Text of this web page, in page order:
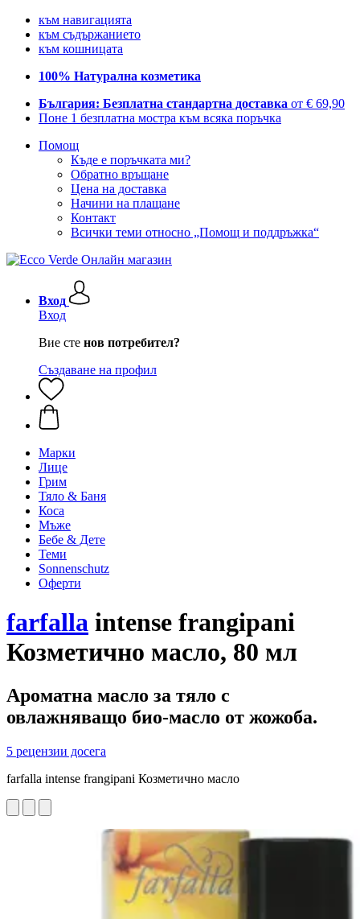
към навигацията
към съдържанието
към кошницата
100% Натурална козметика
България: Безплатна стандартна доставка от € 69,90
Поне 1 безплатна мостра към всяка поръчка
Помощ
Къде е поръчката ми?
Обратно връщане
Цена на доставка
Начини на плащане
Контакт
Всички теми относно „Помощ и поддръжка“
Вход
Вход
Вие сте нов потребител?
Създаване на профил
Марки
Лице
Грим
Тяло & Баня
Коса
Мъже
Бебе & Дете
Теми
Sonnenschutz
Оферти
farfalla intense frangipani
Козметично масло, 80 мл
Ароматна масло за тяло с
овлажняващо био-масло от жожоба.
5 рецензии досега
farfalla intense frangipani Козметично масло